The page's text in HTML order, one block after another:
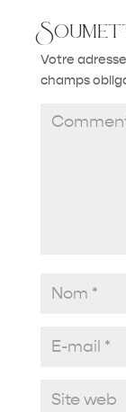
Votre
champs